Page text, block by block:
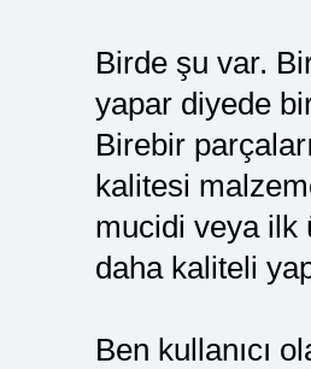
Birde şu var.
yapar diyede
Birebir
kalitesi
mucidi veya ilk
daha kaliteli
Ben kullanıcı